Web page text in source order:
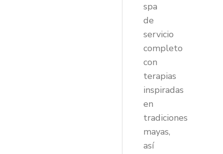
spa
de
servicio
completo
con
terapias
inspiradas
en
tradiciones
mayas,
así